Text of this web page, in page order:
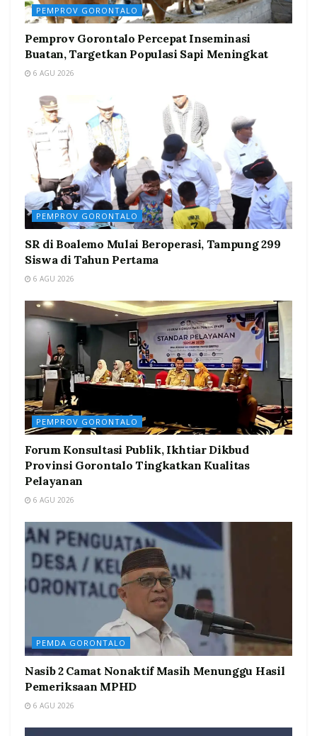
PEMPROV GORONTALO
Pemprov Gorontalo Percepat Inseminasi
Buatan, Targetkan Populasi Sapi Meningkat
6 AGU 2026
PEMPROV GORONTALO
SR di Boalemo Mulai Beroperasi, Tampung 299
Siswa di Tahun Pertama
6 AGU 2026
PEMPROV GORONTALO
Forum Konsultasi Publik, Ikhtiar Dikbud
Provinsi Gorontalo Tingkatkan Kualitas
Pelayanan
6 AGU 2026
PEMDA GORONTALO
Nasib 2 Camat Nonaktif Masih Menunggu Hasil
Pemeriksaan MPHD
6 AGU 2026